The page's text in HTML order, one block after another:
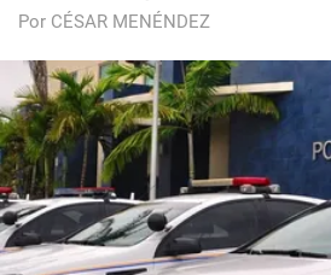
Por CÉSAR MENÉNDEZ